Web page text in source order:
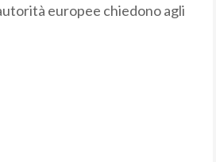
europee chiedono agli